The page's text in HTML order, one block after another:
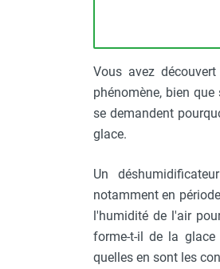
Chauffage FARM au
Chauffage FARM au
Chauffage d'atelier
carton
Chaudière fixe à eau
Aérotherme fixe mural
Aérotherme au gaz
Aérotherme à eau
Aérotherme au fioul
Aérotherme pompe à
(détente directe)
Vous avez
phénomène, bien
se demandent
glace.
Un
notamment en
l'humidité de l'air
forme-t-il de la
quelles en sont les